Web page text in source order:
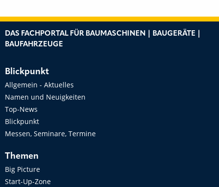
DAS FACHPORTAL FÜR BAUMASCHINEN | BAUGERÄTE |
BAUFAHRZEUGE
Blickpunkt
Allgemein - Aktuelles
Namen und Neuigkeiten
Top-News
Blickpunkt
Messen, Seminare, Termine
Themen
Big Picture
Start-Up-Zone